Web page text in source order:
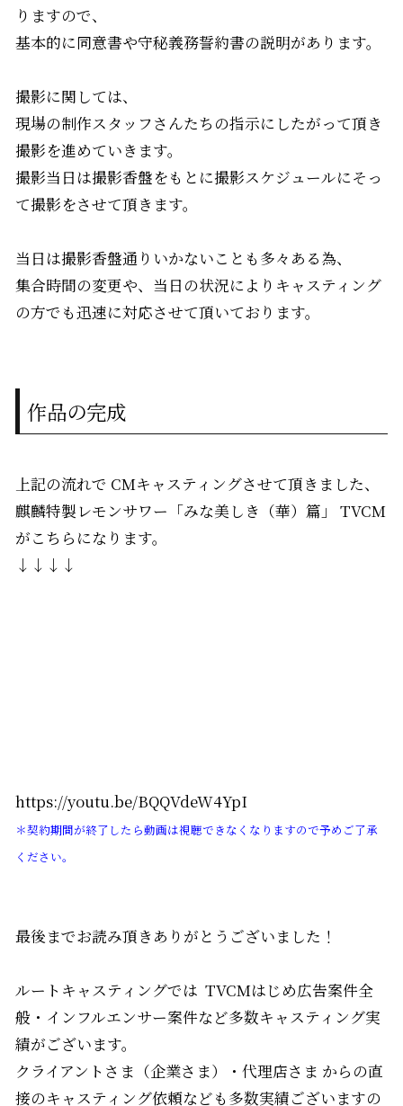
りますので、
基本的に同意書や守秘義務誓約書の説明があります。
撮影に関しては、
現場の制作スタッフさんたちの指示にしたがって頂き
撮影を進めていきます。
撮影当日は撮影香盤をもとに撮影スケジュールにそっ
て撮影をさせて頂きます。
当日は撮影香盤通りいかないことも多々ある為、
集合時間の変更や、当日の状況によりキャスティング
の方でも迅速に対応させて頂いております。
作品の完成
上記の流れで CMキャスティングさせて頂きました、
麒麟特製レモンサワー「みな美しき（華）篇」 TVCM
がこちらになります。
↓↓↓↓
https://youtu.be/BQQVdeW4YpI
＊契約期間が終了したら動画は視聴できなくなりますので予めご了承
ください。
最後までお読み頂きありがとうございました！
ルートキャスティングでは TVCMはじめ広告案件全
般・インフルエンサー案件など多数キャスティング実
績がございます。
クライアントさま（企業さま）・代理店さま からの直
接のキャスティング依頼なども多数実績ございますの